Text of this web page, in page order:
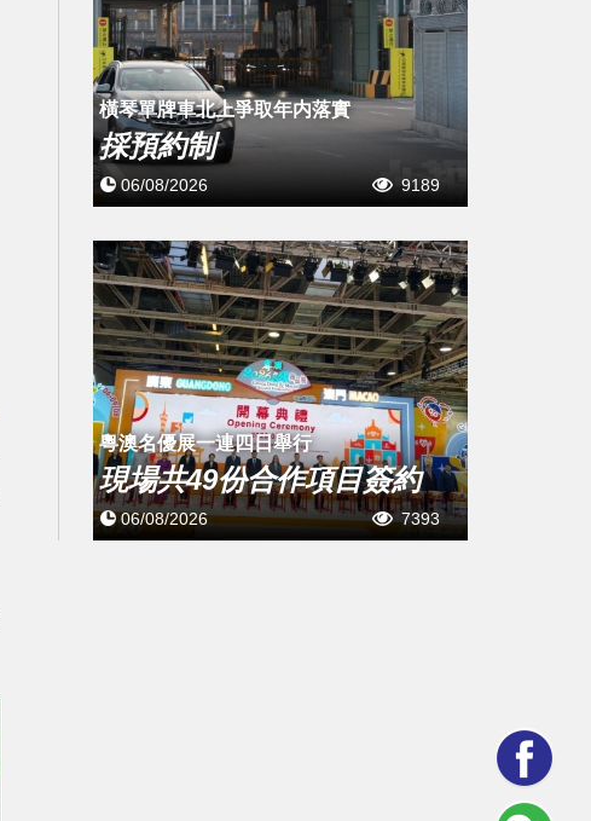
橫琴單牌車北上爭取年内落實
採預約制
06/08/2026 9189
粵澳名優展一連四日舉行
現場共49份合作項目簽約
06/08/2026 7393